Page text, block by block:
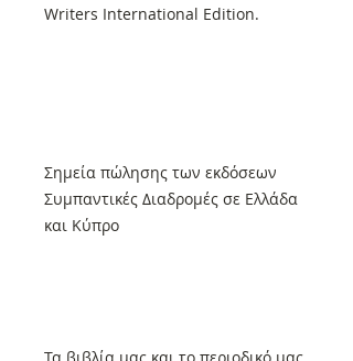
Writers International Edition.
Σημεία πώλησης των εκδόσεων
Συμπαντικές Διαδρομές σε Ελλάδα
και Κύπρο